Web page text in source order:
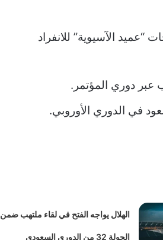
“عميد الآسيوية” للانفراد
عبر دوري المؤتمر.
في الدوري الأوروبي.
الهلال يواجه الفتح في لقاء ملتهب ضمن
الجولة 32 من الدوري السعودي